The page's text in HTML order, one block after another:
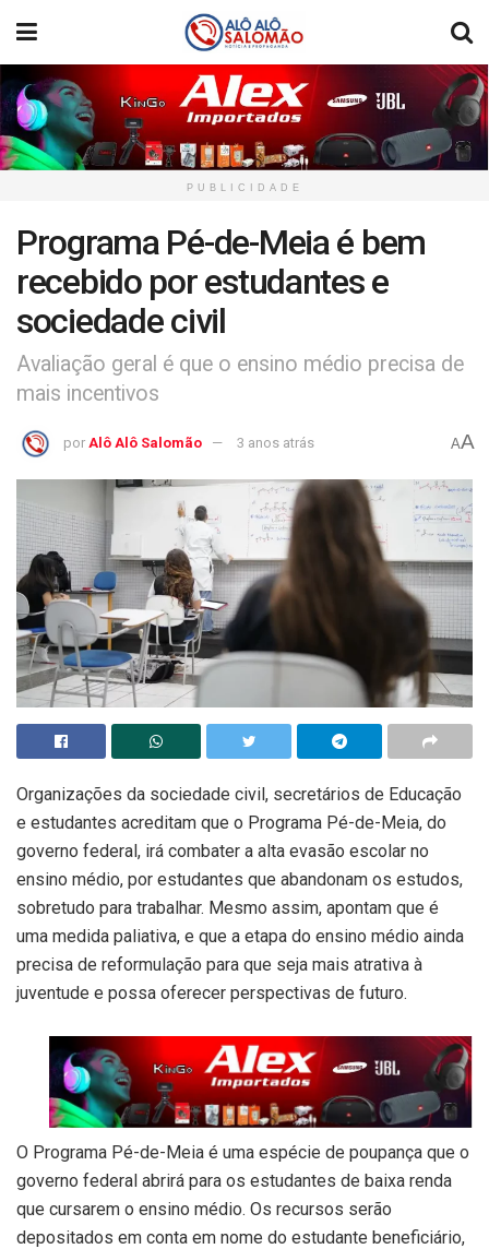
PUBLICIDADE
Programa Pé-de-Meia é bem
recebido por estudantes e
sociedade civil
Avaliação geral é que o ensino médio precisa de
mais incentivos
por Alô Alô Salomão 3 anos atrás AA
Organizações da sociedade civil, secretários de Educação
e estudantes acreditam que o Programa Pé-de-Meia, do
governo federal, irá combater a alta evasão escolar no
ensino médio, por estudantes que abandonam os estudos,
sobretudo para trabalhar. Mesmo assim, apontam que é
uma medida paliativa, e que a etapa do ensino médio ainda
precisa de reformulação para que seja mais atrativa à
juventude e possa oferecer perspectivas de futuro.
O Programa Pé-de-Meia é uma espécie de poupança que o
governo federal abrirá para os estudantes de baixa renda
que cursarem o ensino médio. Os recursos serão
depositados em conta em nome do estudante beneficiário,